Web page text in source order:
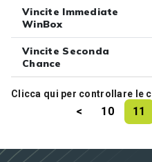
Vincite Immediate
WinBox
Vincite Seconda
Chance
Clicca qui per controllare le
< 10 11